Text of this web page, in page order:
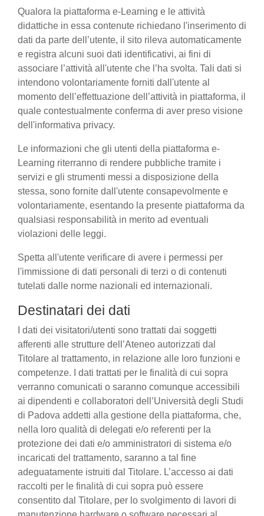
Qualora la piattaforma e-Learning e le attività
didattiche in essa contenute richiedano l'inserimento di
dati da parte dell’utente, il sito rileva automaticamente
e registra alcuni suoi dati identificativi, ai fini di
associare l’attività all'utente che l’ha svolta. Tali dati si
intendono volontariamente forniti dall'utente al
momento dell’effettuazione dell’attività in piattaforma, il
quale contestualmente conferma di aver preso visione
dell'informativa privacy.
Le informazioni che gli utenti della piattaforma e-
Learning riterranno di rendere pubbliche tramite i
servizi e gli strumenti messi a disposizione della
stessa, sono fornite dall'utente consapevolmente e
volontariamente, esentando la presente piattaforma da
qualsiasi responsabilità in merito ad eventuali
violazioni delle leggi.
Spetta all'utente verificare di avere i permessi per
l'immissione di dati personali di terzi o di contenuti
tutelati dalle norme nazionali ed internazionali.
Destinatari dei dati
I dati dei visitatori/utenti sono trattati dai soggetti
afferenti alle strutture dell’Ateneo autorizzati dal
Titolare al trattamento, in relazione alle loro funzioni e
competenze. I dati trattati per le finalità di cui sopra
verranno comunicati o saranno comunque accessibili
ai dipendenti e collaboratori dell’Università degli Studi
di Padova addetti alla gestione della piattaforma, che,
nella loro qualità di delegati e/o referenti per la
protezione dei dati e/o amministratori di sistema e/o
incaricati del trattamento, saranno a tal fine
adeguatamente istruiti dal Titolare. L’accesso ai dati
raccolti per le finalità di cui sopra può essere
consentito dal Titolare, per lo svolgimento di lavori di